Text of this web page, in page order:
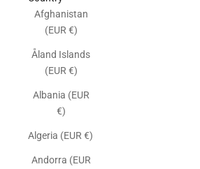
Afghanistan
(EUR €)
Åland Islands
(EUR €)
Albania (EUR
€)
Algeria (EUR €)
Andorra (EUR